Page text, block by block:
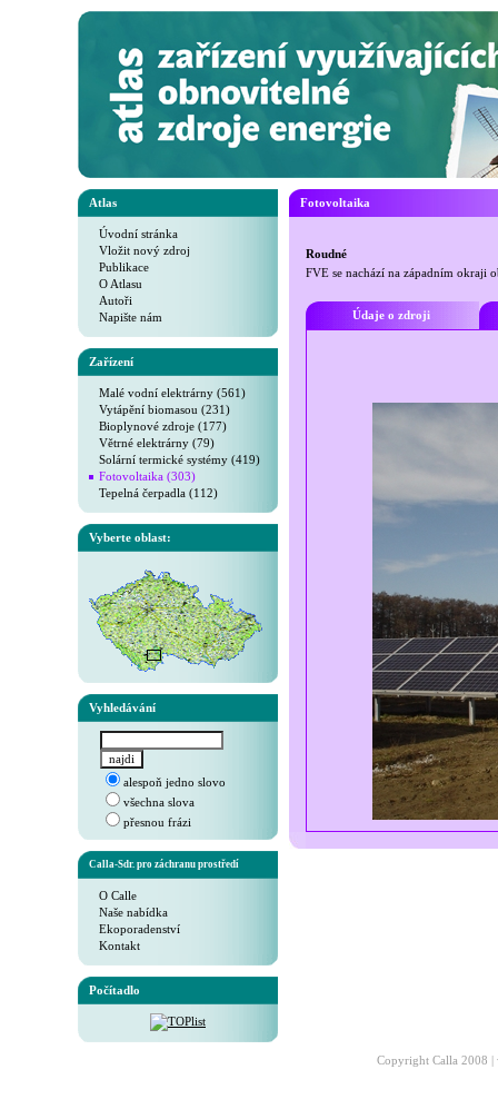
Atlas
Úvodní stránka
Vložit nový zdroj
Publikace
O Atlasu
Autoři
Napište nám
Zařízení
Malé vodní elektrárny (561)
Vytápění biomasou (231)
Bioplynové zdroje (177)
Větrné elektrárny (79)
Solární termické systémy (419)
Fotovoltaika (303)
Tepelná čerpadla (112)
Vyberte oblast:
Vyhledávání
alespoň jedno slovo
všechna slova
přesnou frázi
Calla-Sdr. pro záchranu prostředí
O Calle
Naše nabídka
Ekoporadenství
Kontakt
Počítadlo
Fotovoltaika
Roudné
FVE se nachází na západním okraji
Údaje o zdroji
Copyright Calla 2008 |